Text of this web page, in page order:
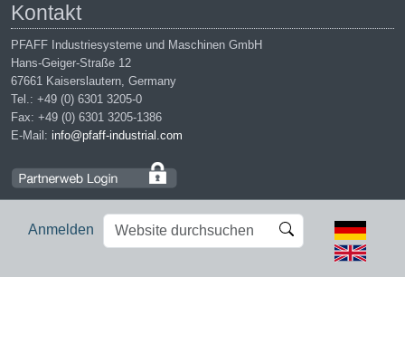
Anmelden
Website
durchsuchen
Erweiterte
Suche…
Kontakt
PFAFF Industriesysteme und Maschinen GmbH
Hans-Geiger-Straße 12
67661 Kaiserslautern, Germany
Tel.: +49 (0) 6301 3205-0
Fax: +49 (0) 6301 3205-1386
E-Mail: info@pfaff-industrial.com